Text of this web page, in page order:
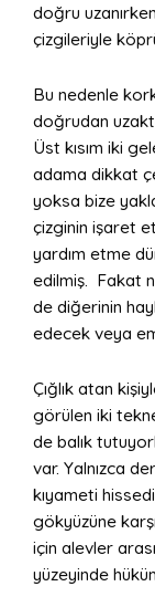
doğru
çizgileriyle
Bu nedenle
doğrudan
Üst kısım iki
adama dikkat
yoksa bize
çizginin işaret
yardım etme
edilmiş. Fakat
de diğerinin
edecek veya
Çığlık atan
görülen iki
de balık
var. Yalnızca
kıyameti
gökyüzüne
için alevler
yüzeyinde